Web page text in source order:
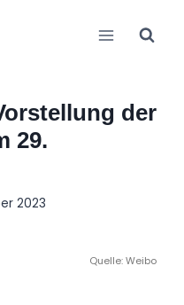
der
29.
2023
Quelle: Weibo